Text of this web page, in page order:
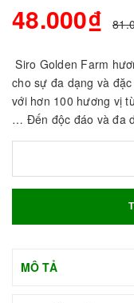
48.000₫
Siro Golden Farm
cho sự đa dạng và
với hơn 100 hương vị
… Đến độc đáo và đa
MÔ TẢ